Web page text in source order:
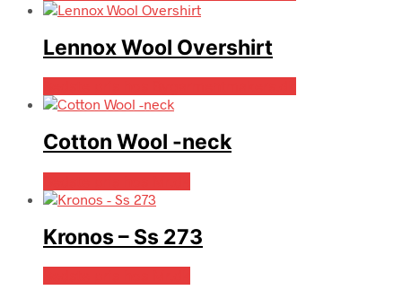
Lennox Wool Overshirt
Cotton Wool -neck
Kronos – Ss 273